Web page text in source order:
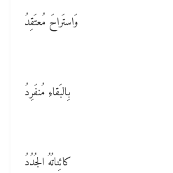
وَاستَراحَ مُعتَقِدُ
بِالبَقاءِ مُنفَرِدُ
كائِناتُهُ الجُدُدُ